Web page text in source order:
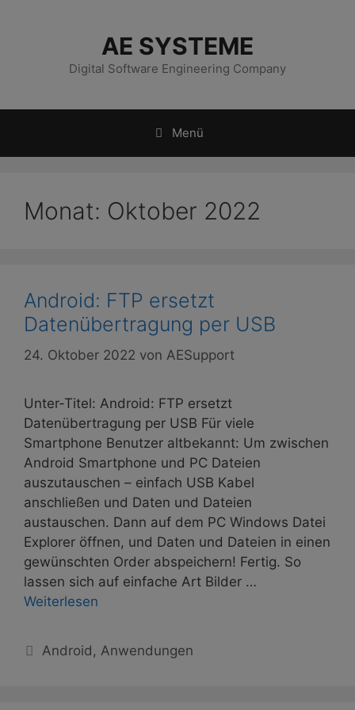
AE SYSTEME
Digital Software Engineering Company
Menü
Monat: Oktober 2022
Android: FTP ersetzt
Datenübertragung per USB
24. Oktober 2022 von AESupport
Unter-Titel: Android: FTP ersetzt
Datenübertragung per USB Für viele
Smartphone Benutzer altbekannt: Um zwischen
Android Smartphone und PC Dateien
auszutauschen – einfach USB Kabel
anschließen und Daten und Dateien
austauschen. Dann auf dem PC Windows Datei
Explorer öffnen, und Daten und Dateien in einen
gewünschten Order abspeichern! Fertig. So
lassen sich auf einfache Art Bilder …
Weiterlesen
Kategorien
Android , Anwendungen